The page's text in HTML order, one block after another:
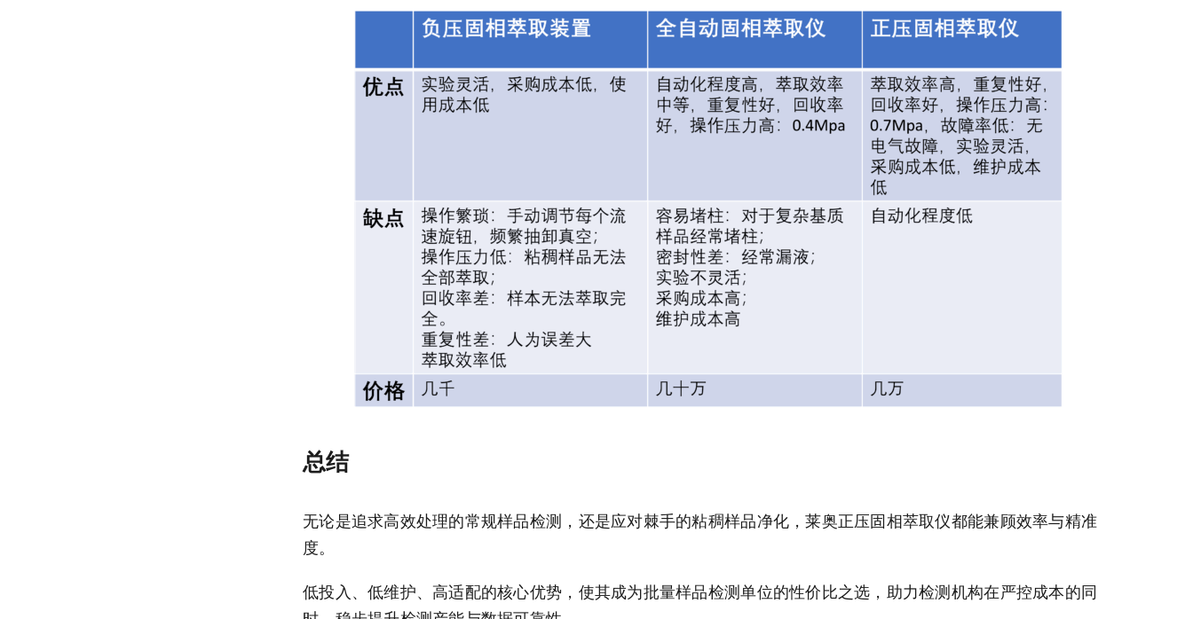
总结
无论是追求高效处理的常规样品检测，还是应对棘手的粘稠样品净化，莱奥正压固相萃取仪都能兼顾效率与精准
度。
低投入、低维护、高适配的核心优势，使其成为批量样品检测单位的性价比之选，助力检测机构在严控成本的同